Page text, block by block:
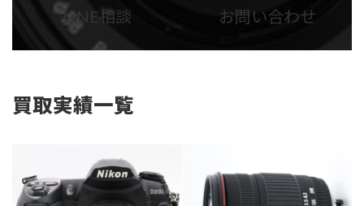
ク
LINE相談
ク
お問い合わせ
買取実績一覧